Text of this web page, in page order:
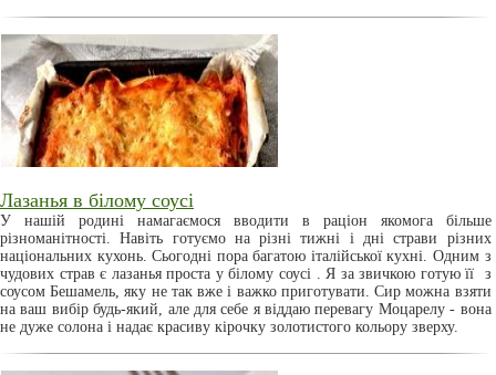
Лазанья в білому соусі
У нашій родині намагаємося вводити в раціон якомога більше
різноманітності. Навіть готуємо на різні тижні і дні страви різних
національних кухонь. Сьогодні пора багатою італійської кухні. Одним з
чудових страв є лазанья проста у білому соусі . Я за звичкою готую її з
соусом Бешамель, яку не так вже і важко приготувати. Сир можна взяти
на ваш вибір будь-який, але для себе я віддаю перевагу Моцарелу - вона
не дуже солона і надає красиву кірочку золотистого кольору зверху.